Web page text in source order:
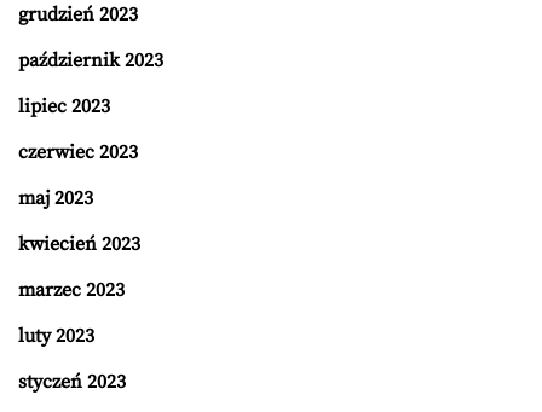
grudzień 2023
październik 2023
lipiec 2023
czerwiec 2023
maj 2023
kwiecień 2023
marzec 2023
luty 2023
styczeń 2023